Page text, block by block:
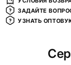
ЗАДАЙТЕ
УЗНАТЬ